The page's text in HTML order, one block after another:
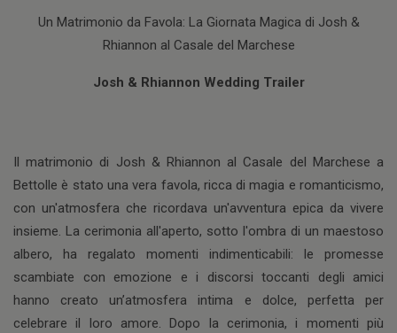
Un Matrimonio da Favola: La Giornata Magica di Josh &
Rhiannon al Casale del Marchese
Josh & Rhiannon Wedding Trailer
Il matrimonio di Josh & Rhiannon al Casale del Marchese a
Bettolle è stato una vera favola, ricca di magia e romanticismo,
con un'atmosfera che ricordava un'avventura epica da vivere
insieme. La cerimonia all'aperto, sotto l'ombra di un maestoso
albero, ha regalato momenti indimenticabili: le promesse
scambiate con emozione e i discorsi toccanti degli amici
hanno creato un’atmosfera intima e dolce, perfetta per
celebrare il loro amore. Dopo la cerimonia, i momenti più